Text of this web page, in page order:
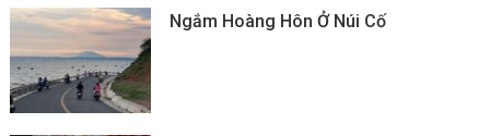
Ngắm Hoàng Hôn Ở Núi Cố